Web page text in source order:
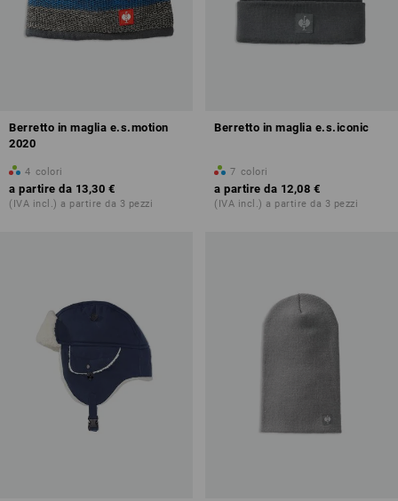
Berretto in maglia e.s.motion
2020
4 colori
a partire da 13,30 €
(IVA incl.) a partire da 3 pezzi
Berretto in maglia e.s.iconic
7 colori
a partire da 12,08 €
(IVA incl.) a partire da 3 pezzi